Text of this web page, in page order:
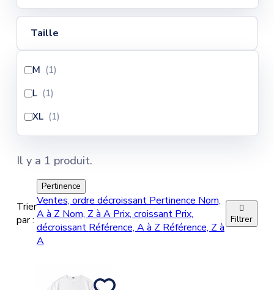
Taille
M (1)
L (1)
XL (1)
Il y a 1 produit.
Trier
par :
Pertinence
Ventes, ordre décroissant Pertinence Nom,
A à Z Nom, Z à A Prix, croissant Prix,
décroissant Référence, A à Z Référence, Z à
A

Filtrer